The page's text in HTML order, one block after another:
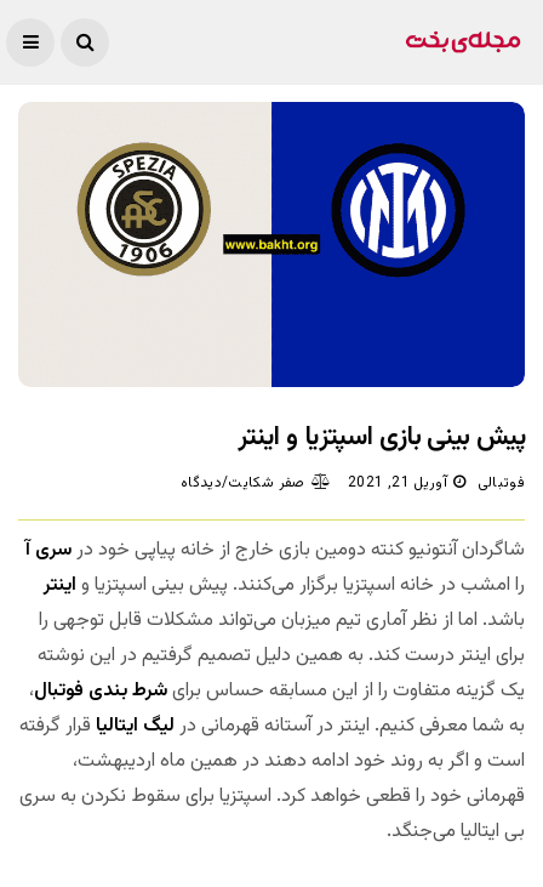
پیش بینی بازی اسپتزیا و اینتر
فوتبالی آوریل 21, 2021 صفر شکایت/دیدگاه
شاگردان آنتونیو کنته دومین بازی خارج از خانه پیاپی خود درسری آ
را امشب در خانه اسپتزیا برگزار می‌کنند. پیش بینی اسپتزیا و اینتر
باشد. اما از نظر آماری تیم میزبان می‌تواند مشکلات قابل توجهی را
برای اینتر درست کند. به همین دلیل تصمیم گرفتیم در این نوشته
یک گزینه متفاوت را از این مسابقه حساس برایشرط بندی فوتبال،
به شما معرفی کنیم. اینتر در آستانه قهرمانی در لیگ ایتالیا قرار گرفته
است و اگر به روند خود ادامه دهند در همین ماه اردیبهشت،
قهرمانی خود را قطعی خواهد کرد. اسپتزیا برای سقوط نکردن به سری
بی ایتالیا می‌جنگد.